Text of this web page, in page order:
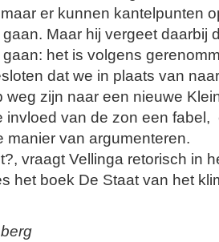
er kunnen kantelpunten
Maar hij vergeet daarbij
het is volgens
dat we in plaats van
weg zijn naar een nieuwe
invloed van de zon een fabel,
manier van argumenteren.
vraagt Vellinga retorisch in
het boek De Staat van het